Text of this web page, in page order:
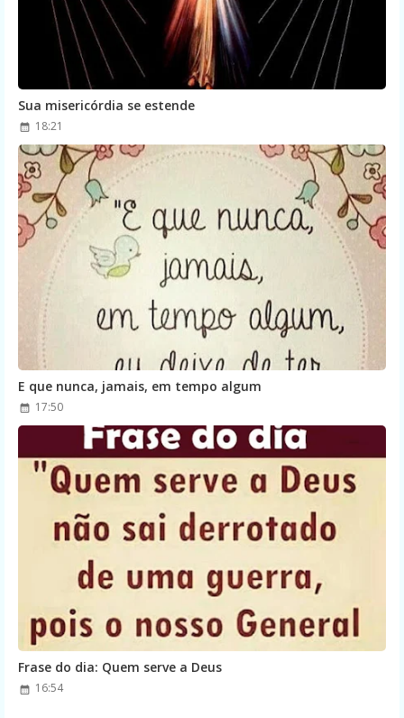
Sua misericórdia se estende
18:21
E que nunca, jamais, em tempo algum
17:50
Frase do dia: Quem serve a Deus
16:54